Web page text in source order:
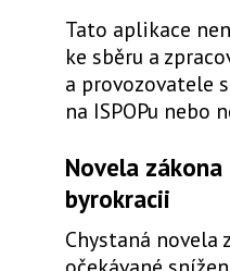
Tato aplikace
ke sběru a
a provozovatele
na ISPOPu nebo
Novela
byrokracii
Chystaná novela
očekávané